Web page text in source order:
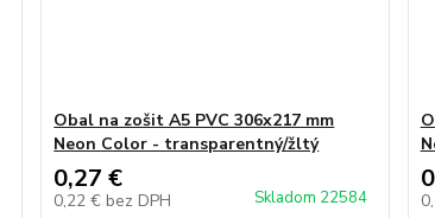
Obal na zošit A5 PVC 306x217 mm
Neon Color - transparentný/žltý
0,27 €
0,22 € bez DPH Skladom 22584